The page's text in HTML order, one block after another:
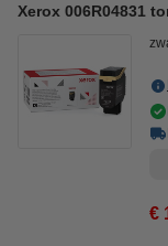
Xerox 006R04831
€